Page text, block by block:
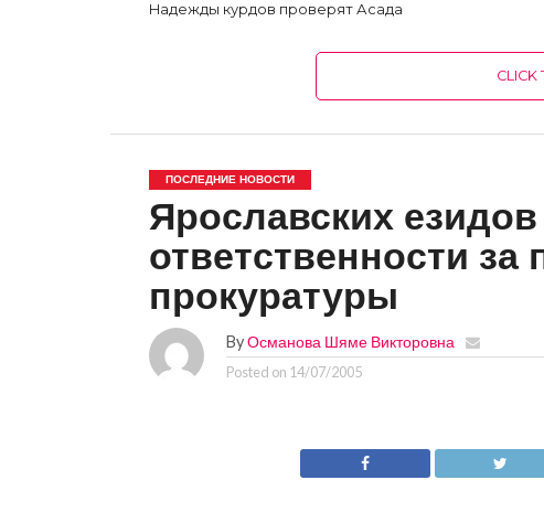
Надежды курдов проверят Асада
CLICK
ПОСЛЕДНИЕ НОВОСТИ
Ярославских
ответственности за
прокуратуры
ByОсманова Шяме Викторовна
Posted on 14/07/2005